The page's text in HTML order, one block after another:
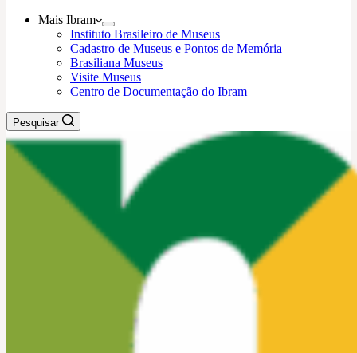
Mais Ibram
Instituto Brasileiro de Museus
Cadastro de Museus e Pontos de Memória
Brasiliana Museus
Visite Museus
Centro de Documentação do Ibram
Pesquisar